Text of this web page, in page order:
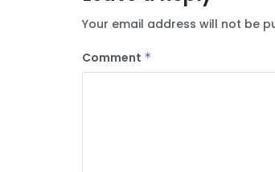
Your email address will not be
Comment *